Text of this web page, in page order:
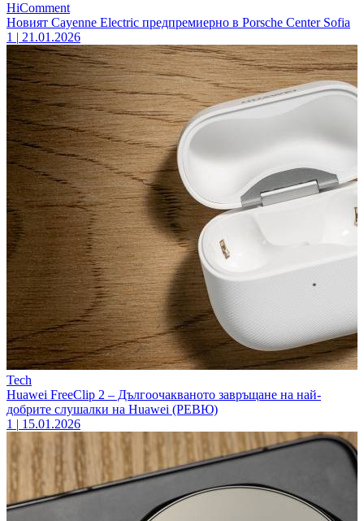
HiComment
Новият Cayenne Electric предпремиерно в Porsche Center Sofia
1 | 21.01.2026
Tech
Huawei FreeClip 2 – Дългоочакваното завръщане на най-
добрите слушалки на Huawei (РЕВЮ)
1 | 15.01.2026